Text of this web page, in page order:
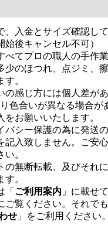
入金とサイズ確認し
後キャンセル不可）
てプロの職人の手作
少のほつれ、点ジミ、
。
感じ方には個人差が
色合いが異なる場合が
をお願いいたします。
シー保護の為に発送
記入致しません。ご安
。
無断転載、及びそれ
。
「 ご利用案内 」に載せ
ご覧ください。それで
せ 」をご利用ください。